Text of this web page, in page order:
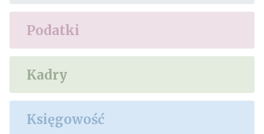
Podatki
Kadry
Księgowość